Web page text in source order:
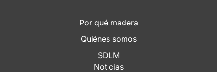
Por qué madera
Quiénes somos
SDLM
Noticias